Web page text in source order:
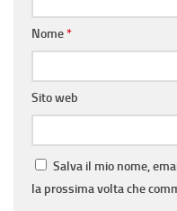
Nome*
Sito web
Salva il mio nome,
la prossima volta che